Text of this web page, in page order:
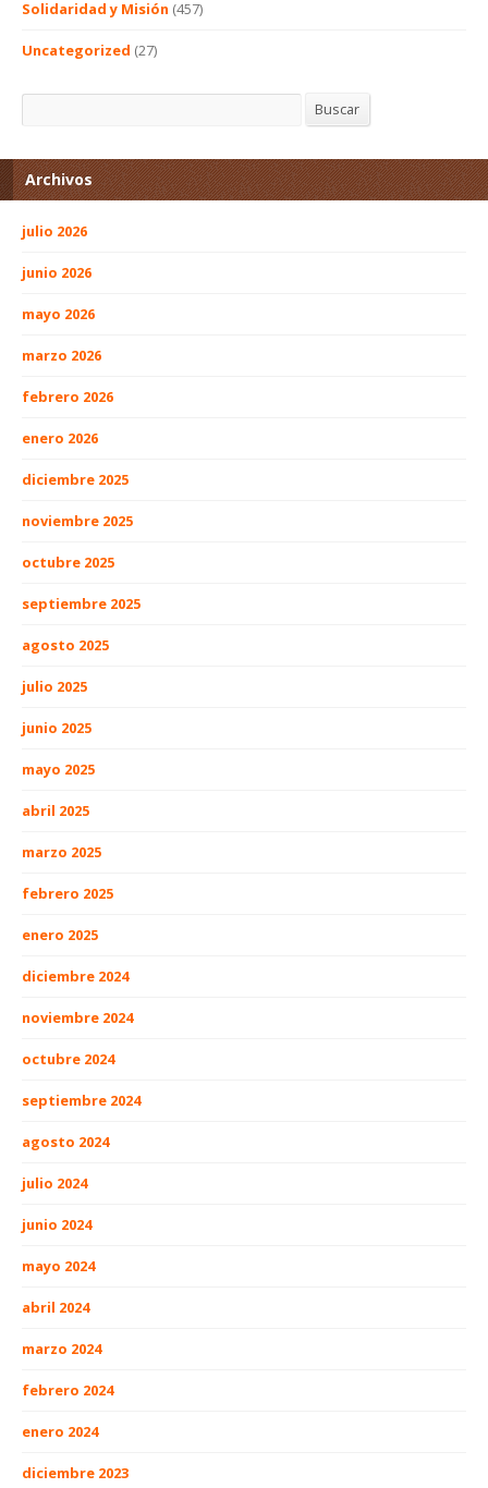
Solidaridad y Misión (457)
Uncategorized (27)
Buscar
Archivos
julio 2026
junio 2026
mayo 2026
marzo 2026
febrero 2026
enero 2026
diciembre 2025
noviembre 2025
octubre 2025
septiembre 2025
agosto 2025
julio 2025
junio 2025
mayo 2025
abril 2025
marzo 2025
febrero 2025
enero 2025
diciembre 2024
noviembre 2024
octubre 2024
septiembre 2024
agosto 2024
julio 2024
junio 2024
mayo 2024
abril 2024
marzo 2024
febrero 2024
enero 2024
diciembre 2023